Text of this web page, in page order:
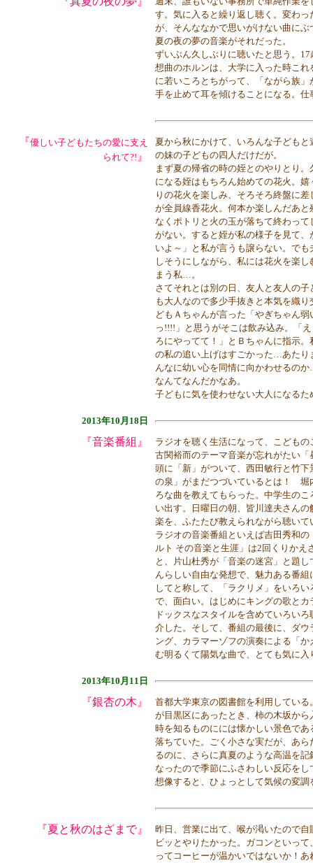
す。気に入ると繰り返し聴く。変わ
が、そんななかで思いがけない曲に
夏の夜の夢の音楽がそれだった。
ずいぶん久しぶりに聴いたと思う。
想曲のホルンは、大学に入った時こ
に若いころとちがって、「ながら族
手を止めて耳を傾けることになる。
『優しい子どもたちの愛に支え
られて?! 』
夏から秋にかけて、いろんな子ども
の妹の子どもの四人だけだが。
まず夏の帰省の時の姪とのやりとり
になる姪はもちろん始めての花火。
りの花火を楽しみ、そろそろ終盤に
が全員線香花火。何本か楽しんだあ
なくポトリと火の玉が落ちて終わっ
がない。すると姪が私の様子を見て
いよ～」と私が言うも譲らない。で
しそうにしながら、私には花火を楽
まう私…。
さてそれとは別の日、友人と友人の
も大人なので多少手抜きと本気を織
どもＡちゃんが言った「やぎちゃん
っ!!!!」と思うがそこは飲み込み。「
ろにやってて！」とＢちゃんに指示
の私の追い上げはすごかった…あたり
んなに幼い心を同情に向かわせるの
なんてなんだかなあ。
子どもに気を使わせない大人になる
2013年10月18日
『音楽番組』
ラジオを聴く生活になって、こども
古関裕而のテーマ音楽が忘れがたい
頭に「新」がついて、西田敏行と竹
の泉」がまだつづいているとは！ 堀
ろな曲を教えてもらった。中学生の
い出す。日曜日の朝、皆川達夫さん
楽を、ふたたび教えられながら聴いて
ラジオの音楽番組といえば吉田秀和
ルト その音楽と生涯」は2回くりか
と、片山杜秀が「音楽の迷宮」と題
んらしい自由な発想で、魅力ある番
してと称して、「ラクリメ」をいろ
で、面白い。はじめにキングの歌と
ドックスなスタイルを含めていろい
介した。そして、番組の最後に、ダ
ング、カラマーゾフの演奏による「
む明るくて陽気な曲で、とても気に入
2013年10月11日
『銀杏の木』
首都大学東京の図書館を利用してい
が目黒区にあったとき、柿の木坂か
時を知るものにには懐かしい景色で
落ちていた。ごく小さな実だが、あ
るのに、さらに真夏のような高温を
なったので季節にふさわしい反応を
想像すると、ひょっとして気候の変
『夏と秋のはざまで』
昨日、営業に出て、喉が渇いたので
ビッとやりたかった。ガコンといっ
ってコーヒーが温かいではないか！